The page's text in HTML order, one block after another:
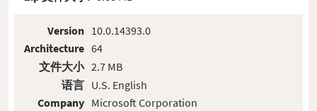
Version
Architecture
文件大小
语言
Company
10.0.14393.0
64
2.7 MB
U.S. English
Microsoft Corporation